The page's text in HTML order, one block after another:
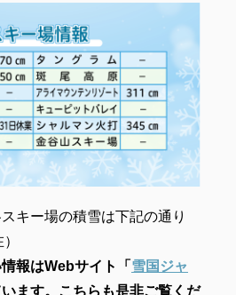
キー場の積雪は下記の通り
報はWebサイト「 雪国ジャ
います。こちらも是非ご覧くだ